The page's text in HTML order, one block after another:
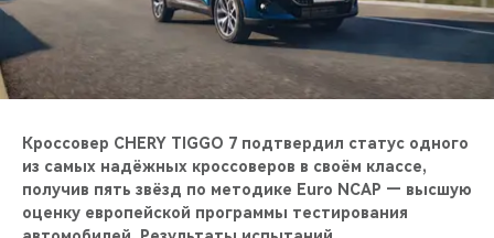
CHERY И СПОРТ
ВИДЕООБЗОРЫ
CHERY ДЛЯ ДЕТЕЙ
Кроссовер CHERY TIGGO 7 подтвердил статус одного
из самых надёжных кроссоверов в своём классе,
получив пять звёзд по методике Euro NCAP — высшую
оценку европейской программы тестирования